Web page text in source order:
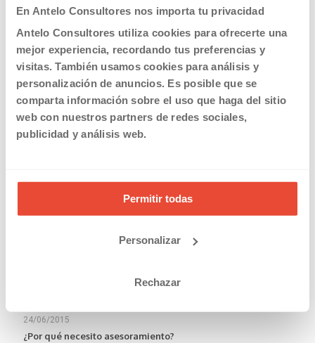
En Antelo Consultores nos importa tu privacidad
Antelo Consultores utiliza cookies para ofrecerte una
mejor experiencia, recordando tus preferencias y
visitas. También usamos cookies para análisis y
personalización de anuncios. Es posible que se
comparta información sobre el uso que haga del sitio
web con nuestros partners de redes sociales,
publicidad y análisis web.
Permitir todas
Personalizar
Rechazar
29/10/2015
Antelo con los autónomos: las subvenciones menos
conocidas que te interesa saber
Read more
24/06/2015
¿Por qué necesito asesoramiento?